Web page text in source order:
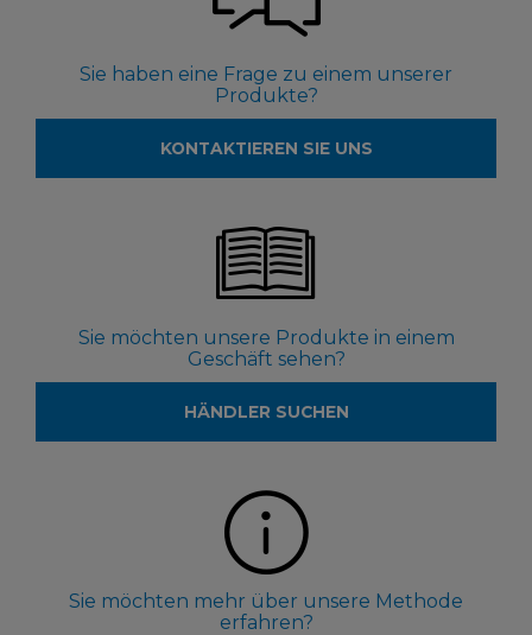
Sie haben eine Frage zu einem unserer
Produkte?
KONTAKTIEREN SIE UNS
Sie möchten unsere Produkte in einem
Geschäft sehen?
HÄNDLER SUCHEN
Sie möchten mehr über unsere Methode
erfahren?